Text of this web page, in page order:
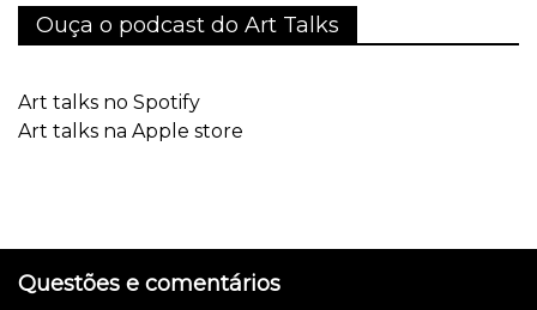
Ouça o podcast do Art Talks
Art talks no Spotify
Art talks na Apple store
Questões e comentários